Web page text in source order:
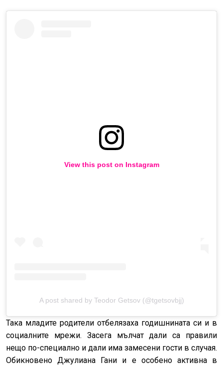
View this post on Instagram
A post shared by Teodor Getsov (@tgetsovbjj)
Така младите родители отбелязаха годишнината си и в
социалните мрежи. Засега мълчат дали са правили
нещо по-специално и дали има замесени гости в случая.
Обикновено Джулиана Гани и е особено активна в